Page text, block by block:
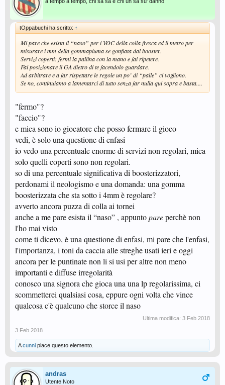
tOppabuchi ha scritto: ↑
Mi pare che esista il “naso” per i VOC della colla fresca ed il metro per
misurare i mm della gommapiuma se gonfiata dal booster.
Servizi coperti: fermi la pallina con la mano e fai ripetere.
Fai posizionare il GA dietro di te facendolo guardare.
Ad arbitrare e a far rispettare le regole un po’ di “palle” ci vogliono.
Se no, continuiamo a lamentarci di tutto senza far nulla qui sopra e basta....
"fermo"?
"faccio"?
e mica sono io giocatore che posso fermare il gioco
vedi, è solo una questione di enfasi
io vedo una percentuale enorme di servizi non regolari, mica
solo quelli coperti sono non regolari.
so di una percentuale significativa di boosterizzatori,
perdonami il neologismo e una domanda: una gomma
boosterizzata che sta sotto i 4mm è regolare?
avverto ancora puzza di colla ai tornei
anche a me pare esista il “naso” , appuntopareperchè non
l'ho mai visto
come ti dicevo, è una questione di enfasi, mi pare che l'enfasi,
l'importanza, i toni da caccia alle streghe usati ieri e oggi
ancora per le puntinate non li si usi per altre non meno
importanti e diffuse irregolarità
conosco una signora che gioca una una lp regolarissima, ci
scommetterei qualsiasi cosa, eppure ogni volta che vince
qualcosa c'è qualcuno che storce il naso
Ultima modifica: 3 Feb 2018
3 Feb 2018
Acunni piace questo elemento.
andras
Utente Noto